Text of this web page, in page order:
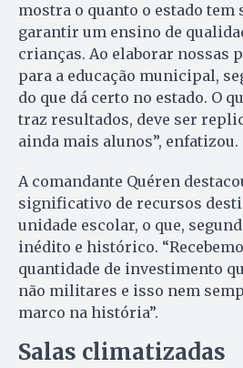
mostra o quanto o estado tem
garantir um ensino de
crianças. Ao elaborar nossas
para a educação municipal,
do que dá certo no estado. O
traz resultados, deve ser
ainda mais alunos”, enfatizou.
A comandante Quéren
significativo de recursos
unidade escolar, o que,
inédito e histórico.
quantidade de investimento
não militares e isso nem
marco na história”.
Salas climatizadas